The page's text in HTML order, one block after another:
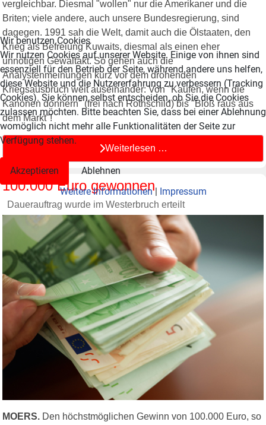
vergleichbar. Diesmal "wollen" nur die Amerikaner und die
Briten; viele andere, auch unsere Bundesregierung, sind
dagegen. 1991 sah die Welt, damit auch die Ölstaaten, den
Krieg als Befreiung Kuwaits, diesmal als einen eher
unnötigen Gewaltakt. So gehen auch die
Analystenmeinungen kurz vor dem drohenden
Kriegsausbruch weit auseinander: Von "Kaufen, wenn die
Kanonen donnern" (frei nach Rothschild) bis "Bloß raus aus
dem Markt"!
Weiterlesen …
100.000 Euro gewonnen
Dauerauftrag wurde im Westerbruch erteilt
MOERS. Den höchstmöglichen Gewinn von 100.000 Euro, so
Wir benutzen Cookies
Wir nutzen Cookies auf unserer Website. Einige von ihnen sind
essenziell für den Betrieb der Seite, während andere uns helfen,
diese Website und die Nutzererfahrung zu verbessern (Tracking
Cookies). Sie können selbst entscheiden, ob Sie die Cookies
zulassen möchten. Bitte beachten Sie, dass bei einer Ablehnung
womöglich nicht mehr alle Funktionalitäten der Seite zur
Verfügung stehen.
Akzeptieren
Ablehnen
Weitere Informationen| Impressum